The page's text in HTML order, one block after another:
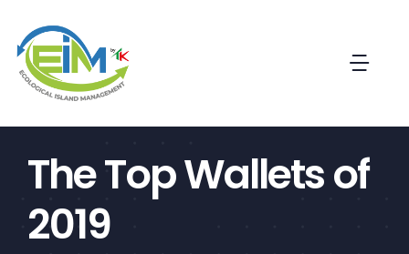
contenuto
Home
Il progetto
The Top Wallets of
2019